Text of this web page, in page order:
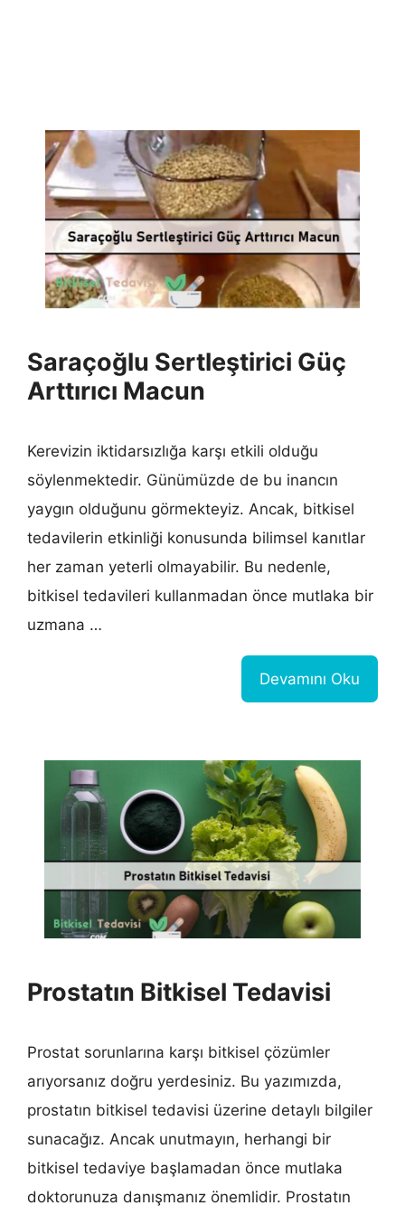
Saraçoğlu Sertleştirici Güç
Arttırıcı Macun
Kerevizin iktidarsızlığa karşı etkili olduğu
söylenmektedir. Günümüzde de bu inancın
yaygın olduğunu görmekteyiz. Ancak, bitkisel
tedavilerin etkinliği konusunda bilimsel kanıtlar
her zaman yeterli olmayabilir. Bu nedenle,
bitkisel tedavileri kullanmadan önce mutlaka bir
uzmana …
Devamını Oku
Prostatın Bitkisel Tedavisi
Prostat sorunlarına karşı bitkisel çözümler
arıyorsanız doğru yerdesiniz. Bu yazımızda,
prostatın bitkisel tedavisi üzerine detaylı bilgiler
sunacağız. Ancak unutmayın, herhangi bir
bitkisel tedaviye başlamadan önce mutlaka
doktorunuza danışmanız önemlidir. Prostatın